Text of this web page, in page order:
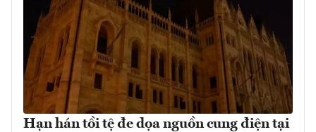
Hạn hán tồi tệ đe dọa nguồn cung điện tại